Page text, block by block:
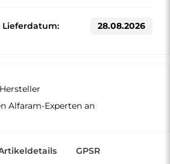
Lieferdatum: 28.08.2026
Alfaram-Experten an
GPSR